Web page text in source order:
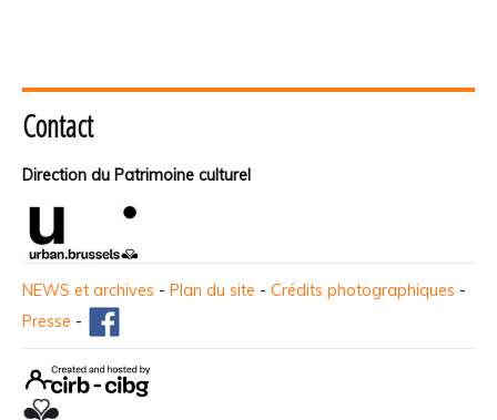
Contact
Direction du Patrimoine culturel
NEWS et archives - Plan du site - Crédits photographiques -
Presse -